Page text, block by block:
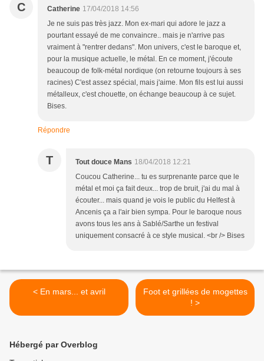
C Catherine 17/04/2018 14:56
Je ne suis pas très jazz. Mon ex-mari qui adore le jazz a
pourtant essayé de me convaincre.. mais je n'arrive pas
vraiment à "rentrer dedans". Mon univers, c'est le baroque et,
pour la musique actuelle, le métal. En ce moment, j'écoute
beaucoup de folk-métal nordique (on retourne toujours à ses
racines) C'est assez spécial, mais j'aime. Mon fils est lui aussi
métalleux, c'est chouette, on échange beaucoup à ce sujet.
Bises.
Répondre
T Tout douce Mans 18/04/2018 12:21
Coucou Catherine... tu es surprenante parce que le
métal et moi ça fait deux... trop de bruit, j'ai du mal à
écouter... mais quand je vois le public du Helfest à
Ancenis ça a l'air bien sympa. Pour le baroque nous
avons tous les ans à Sablé/Sarthe un festival
uniquement consacré à ce style musical. <br /> Bises
< En mars... et avril
Foot et grillées de mogettes
! >
Hébergé par Overblog